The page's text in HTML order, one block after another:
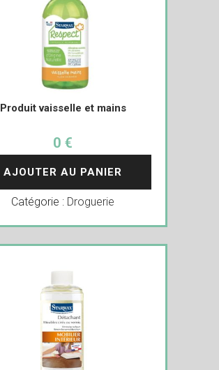
Produit vaisselle et mains
0 €
AJOUTER AU PANIER
Catégorie : Droguerie